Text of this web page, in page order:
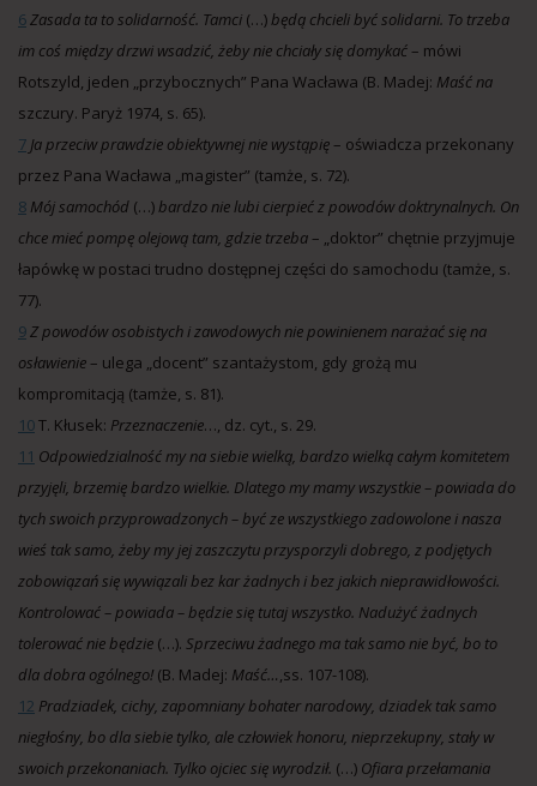
6Zasada ta to solidarność. Tamci (…)będą chcieli być solidarni. To trzeba
im coś między drzwi wsadzić, żeby nie chciały się domykać – mówi
Rotszyld, jeden „przybocznych” Pana Wacława (B. Madej: Maść na
szczury. Paryż 1974, s. 65).
7 Ja przeciw prawdzie obiektywnej nie wystąpię – oświadcza przekonany
przez Pana Wacława „magister” (tamże, s. 72).
8 Mój samochód (…)bardzo nie lubi cierpieć z powodów doktrynalnych. On
chce mieć pompę olejową tam, gdzie trzeba – „doktor” chętnie przyjmuje
łapówkę w postaci trudno dostępnej części do samochodu (tamże, s.
77).
9Z powodów osobistych i zawodowych nie powinienem narażać się na
osławienie – ulega „docent” szantażystom, gdy grożą mu
kompromitacją (tamże, s. 81).
10T. Kłusek: Przeznaczenie…, dz. cyt., s. 29.
11 Odpowiedzialność my na siebie wielką, bardzo wielką całym komitetem
przyjęli, brzemię bardzo wielkie. Dlatego my mamy wszystkie – powiada do
tych swoich przyprowadzonych – być ze wszystkiego zadowolone i nasza
wieś tak samo, żeby my jej zaszczytu przysporzyli dobrego, z podjętych
zobowiązań się wywiązali bez kar żadnych i bez jakich nieprawidłowości.
Kontrolować – powiada – będzie się tutaj wszystko. Nadużyć żadnych
tolerować nie będzie (…). Sprzeciwu żadnego ma tak samo nie być, bo to
dla dobra ogólnego! (B. Madej: Maść…,ss. 107-108).
12 Pradziadek, cichy, zapomniany bohater narodowy, dziadek tak samo
niegłośny, bo dla siebie tylko, ale człowiek honoru, nieprzekupny, stały w
swoich przekonaniach. Tylko ojciec się wyrodził. (…) Ofiara przełamania